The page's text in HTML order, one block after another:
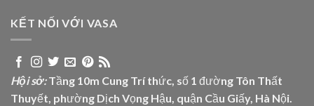
KẾT NỐI VỚI VASA
Hội sở:Tầng 10m Cung Trí thức, số 1 đường Tôn Thất
Thuyết, phường Dịch Vọng Hậu, quận Cầu Giấy, Hà Nội.